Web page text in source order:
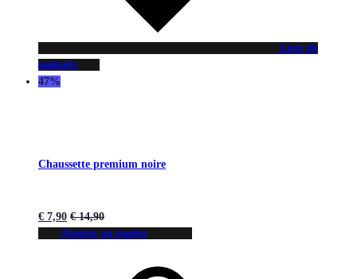
Liste de
souhaits
47%
Chaussette premium noire
€ 7,90 €14,90
Ajouter au panier